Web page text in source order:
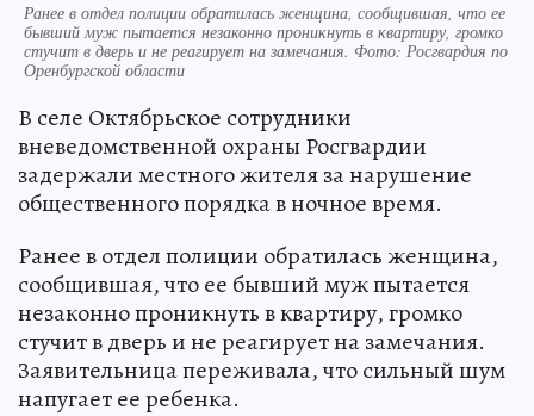
Ранее в отдел полиции обратилась женщина, сообщившая, что ее
бывший муж пытается незаконно проникнуть в квартиру, громко
стучит в дверь и не реагирует на замечания. Фото: Росгвардия по
Оренбургской области
В селе Октябрьское сотрудники
вневедомственной охраны Росгвардии
задержали местного жителя за нарушение
общественного порядка в ночное время.
Ранее в отдел полиции обратилась женщина,
сообщившая, что ее бывший муж пытается
незаконно проникнуть в квартиру, громко
стучит в дверь и не реагирует на замечания.
Заявительница переживала, что сильный шум
напугает ее ребенка.